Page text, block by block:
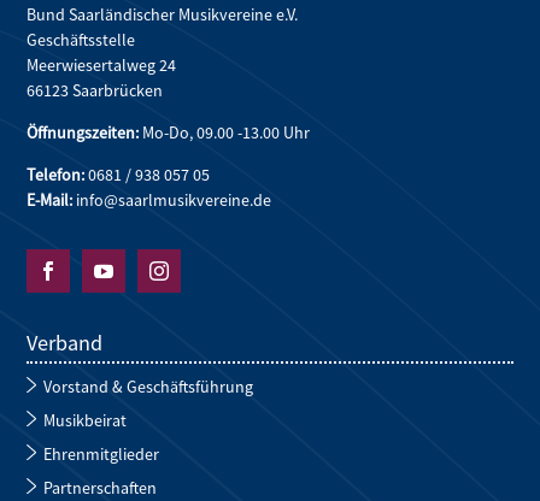
Bund Saarländischer Musikvereine e.V.
Geschäftsstelle
Meerwiesertalweg 24
66123 Saarbrücken
Öffnungszeiten: Mo-Do, 09.00 -13.00 Uhr
Telefon:0681 / 938 057 05
E-Mail: info@saarlmusikvereine.de
  
Verband
Vorstand & Geschäftsführung
Musikbeirat
Ehrenmitglieder
Partnerschaften